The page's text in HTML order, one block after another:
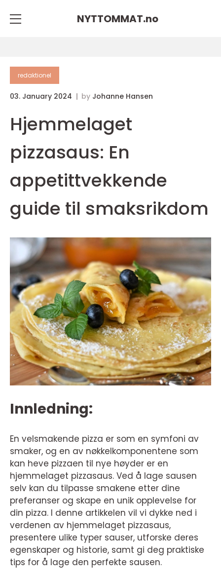
NYTTOMMAT.no
redaktionel
03. January 2024 by Johanne Hansen
Hjemmelaget
pizzasaus: En
appetittvekkende
guide til smaksrikdom
Innledning:
En velsmakende pizza er som en symfoni av
smaker, og en av nøkkelkomponentene som
kan heve pizzaen til nye høyder er en
hjemmelaget pizzasaus. Ved å lage sausen
selv kan du tilpasse smakene etter dine
preferanser og skape en unik opplevelse for
din pizza. I denne artikkelen vil vi dykke ned i
verdenen av hjemmelaget pizzasaus,
presentere ulike typer sauser, utforske deres
egenskaper og historie, samt gi deg praktiske
tips for å lage den perfekte sausen.